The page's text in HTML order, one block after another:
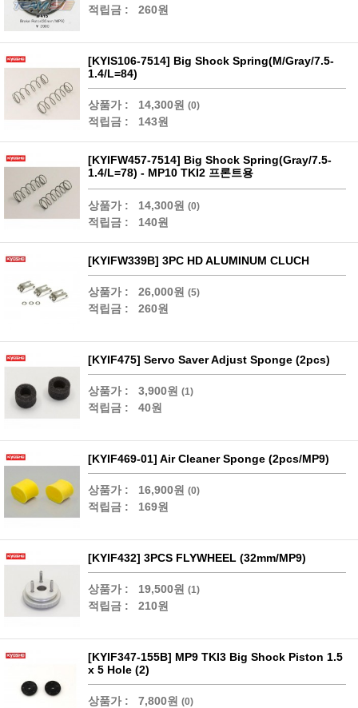
적립금 : 260원
[KYIS106-7514] Big Shock Spring(M/Gray/7.5-
1.4/L=84)
상품가 : 14,300원 (0)
적립금 : 143원
[KYIFW457-7514] Big Shock Spring(Gray/7.5-
1.4/L=78) - MP10 TKI2 프론트용
상품가 : 14,300원 (0)
적립금 : 140원
[KYIFW339B] 3PC HD ALUMINUM CLUCH
상품가 : 26,000원 (5)
적립금 : 260원
[KYIF475] Servo Saver Adjust Sponge (2pcs)
상품가 : 3,900원 (1)
적립금 : 40원
[KYIF469-01] Air Cleaner Sponge (2pcs/MP9)
상품가 : 16,900원 (0)
적립금 : 169원
[KYIF432] 3PCS FLYWHEEL (32mm/MP9)
상품가 : 19,500원 (1)
적립금 : 210원
[KYIF347-155B] MP9 TKI3 Big Shock Piston 1.5
x 5 Hole (2)
상품가 : 7,800원 (0)